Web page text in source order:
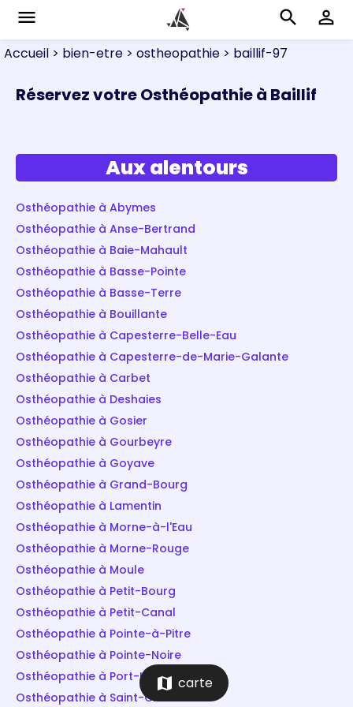
menu search perm_identity
Accueil > bien-etre > ostheopathie > baillif-97
Réservez votre Osthéopathie à Baillif
Aux alentours
Osthéopathie à Abymes
Osthéopathie à Anse-Bertrand
Osthéopathie à Baie-Mahault
Osthéopathie à Basse-Pointe
Osthéopathie à Basse-Terre
Osthéopathie à Bouillante
Osthéopathie à Capesterre-Belle-Eau
Osthéopathie à Capesterre-de-Marie-Galante
Osthéopathie à Carbet
Osthéopathie à Deshaies
Osthéopathie à Gosier
Osthéopathie à Gourbeyre
Osthéopathie à Goyave
Osthéopathie à Grand-Bourg
Osthéopathie à Lamentin
Osthéopathie à Morne-à-l'Eau
Osthéopathie à Morne-Rouge
Osthéopathie à Moule
Osthéopathie à Petit-Bourg
Osthéopathie à Petit-Canal
Osthéopathie à Pointe-à-Pitre
Osthéopathie à Pointe-Noire
Osthéopathie à Port-Louis
Osthéopathie à Saint-Claude
map carte